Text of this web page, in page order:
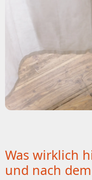
Was wirklich
und nach